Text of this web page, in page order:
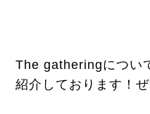
The gatheringについ
紹介しております！